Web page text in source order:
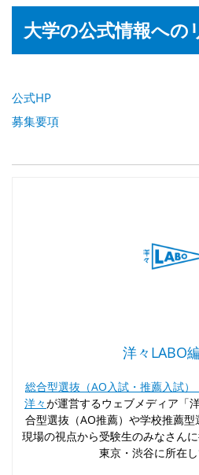
大学の公式情報への
公式HP
募集要項
洋々LABO
総合型選抜（AO入試・推薦入試
洋々が運営するウェブメディア「
合型選抜（AO推薦）や学校推薦
現場の視点から受験生のみなさん
東京・渋谷に所在し